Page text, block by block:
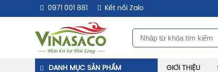
0971 001 881 Kết nối Zalo
DANH MỤC SẢN PHẨM GIỚI THIỆU